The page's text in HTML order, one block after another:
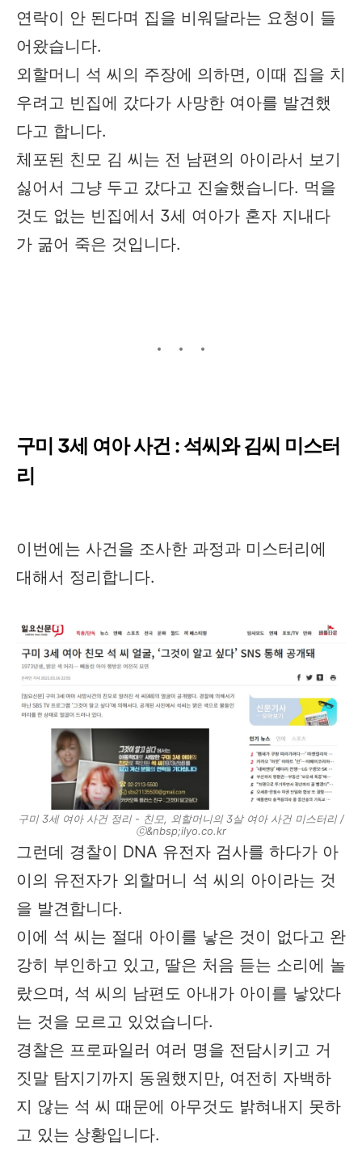
연락이 안 된다며 집을 비워달라는 요청이 들
어왔습니다.
외할머니 석 씨의 주장에 의하면, 이때 집을 치
우려고 빈집에 갔다가 사망한 여아를 발견했
다고 합니다.
체포된 친모 김 씨는 전 남편의 아이라서 보기
싫어서 그냥 두고 갔다고 진술했습니다. 먹을
것도 없는 빈집에서 3세 여아가 혼자 지내다
가 굶어 죽은 것입니다.
구미 3세 여아 사건 : 석씨와 김씨 미스터
리
이번에는 사건을 조사한 과정과 미스터리에
대해서 정리합니다.
구미 3세 여아 사건 정리 - 친모, 외할머니의 3살 여아 사건 미스터리 /
ⓒ&nbsp;ilyo.co.kr
그런데 경찰이 DNA 유전자 검사를 하다가 아
이의 유전자가 외할머니 석 씨의 아이라는 것
을 발견합니다.
이에 석 씨는 절대 아이를 낳은 것이 없다고 완
강히 부인하고 있고, 딸은 처음 듣는 소리에 놀
랐으며, 석 씨의 남편도 아내가 아이를 낳았다
는 것을 모르고 있었습니다.
경찰은 프로파일러 여러 명을 전담시키고 거
짓말 탐지기까지 동원했지만, 여전히 자백하
지 않는 석 씨 때문에 아무것도 밝혀내지 못하
고 있는 상황입니다.